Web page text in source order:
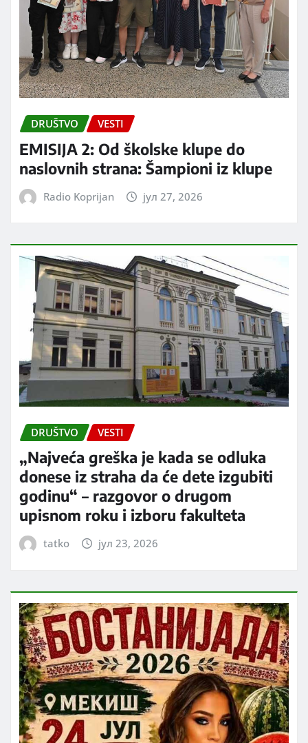
DRUŠTVO VESTI
EMISIJA 2: Od školske klupe do
naslovnih strana: Šampioni iz klupe
Radio Koprijan јул 27, 2026
DRUŠTVO VESTI
„Najveća greška je kada se odluka
donese iz straha da će dete izgubiti
godinu“ – razgovor o drugom
upisnom roku i izboru fakulteta
tatko јул 23, 2026